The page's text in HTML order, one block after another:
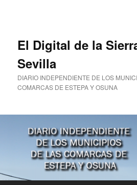
El Digital de la
Sevilla
DIARIO INDEPENDIENTE DE LOS
COMARCAS DE ESTEPA Y OSUNA